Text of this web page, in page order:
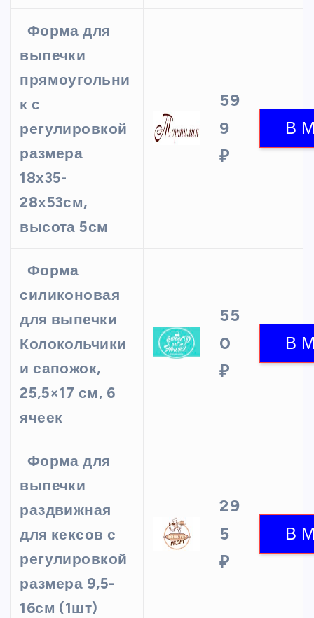
Форма для
выпечки
прямоугольни
к с
регулировкой
размера
18х35-
28х53см,
высота 5см
59
9
₽
Форма
силиконовая
для выпечки
Колокольчики
и сапожок,
25,5×17 см, 6
ячеек
55
0
₽
Форма для
выпечки
раздвижная
для кексов с
регулировкой
размера 9,5-
16см (1шт)
29
5
₽